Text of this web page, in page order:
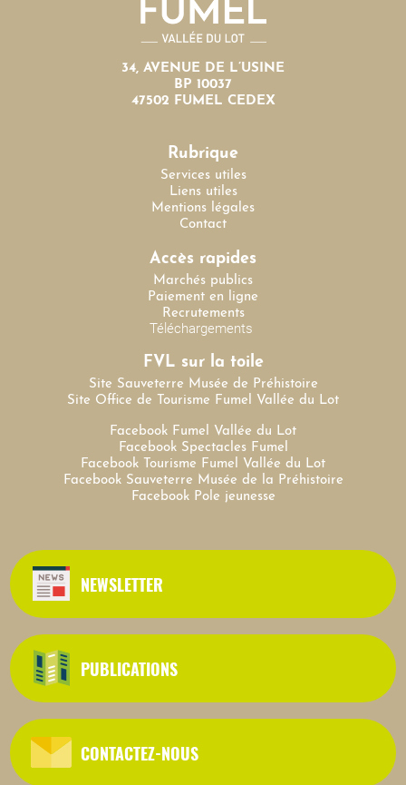
34, AVENUE DE L’USINE
BP 10037
47502 FUMEL CEDEX
Rubrique
Services utiles
Liens utiles
Mentions légales
Contact
Accès rapides
Marchés publics
Paiement en ligne
Recrutements
Téléchargements
FVL sur la toile
Site Sauveterre Musée de Préhistoire
Site Office de Tourisme Fumel Vallée du Lot
Facebook Fumel Vallée du Lot
Facebook Spectacles Fumel
Facebook Tourisme Fumel Vallée du Lot
Facebook Sauveterre Musée de la Préhistoire
Facebook Pole jeunesse
NEWSLETTER
PUBLICATIONS
CONTACTEZ-NOUS